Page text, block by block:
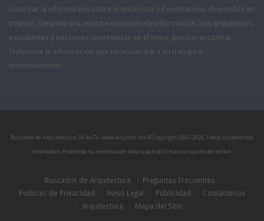
clasificar la información sobre Arquitectura y Construcción disponible en
Internet, creando una enorme colección de información. Los arquitectos,
estudiantes y personas interesadas en el tema, puedan encontrar
fácilmente la información que necesitan para su trabajo o
entretenimiento.
Buscador de Arquitectura, SA de CV - www.arq.com.mx © Copyright 2002-2026. Todos los derechos
reservados. Prohibida su reproduccón total o parcial sin autorización del editor.
Buscador de Arquitectura
Preguntas Frecuentes
Políticas de Privacidad
Aviso Legal Publicidad
Contáctenos
Arquitectura
Mapa del Sitio